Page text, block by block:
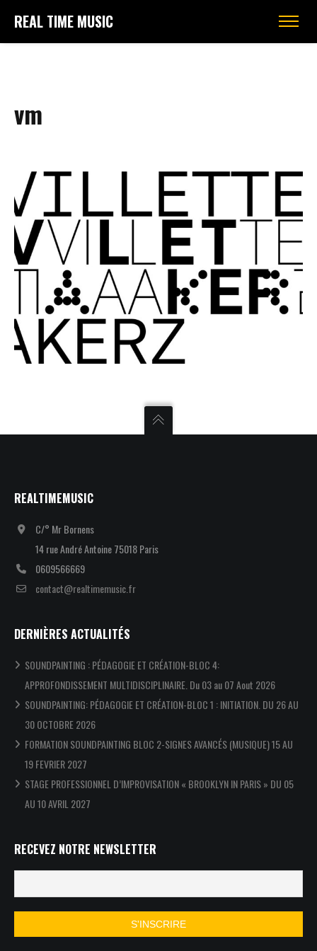
REAL TIME MUSIC
vm
REALTIMEMUSIC
C/° Mr Bornens
14 rue André Antoine 75018 Paris
0609566669
contact@realtimemusic.fr
DERNIÈRES ACTUALITÉS
SOUNDPAINTING : PÉDAGOGIE ET CRÉATION-BLOC 4:
APPROFONDISSEMENT MULTIDISCIPLINAIRE. Du 03 au 07 Aout 2026
SOUNDPAINTING: PÉDAGOGIE ET CRÉATION-BLOC 1 : INITIATION. DU 26 AU
30 OCTOBRE 2026
FORMATION SOUNDPAINTING BLOC 2-SIGNES AVANCÉS (MUSIQUE) 15 AU
19 FEVRIER 2027
STAGE PROFESSIONNEL D’IMPROVISATION « BROOKLYN IN PARIS » DU 05
AU 10 AVRIL 2027
RECEVEZ NOTRE NEWSLETTER